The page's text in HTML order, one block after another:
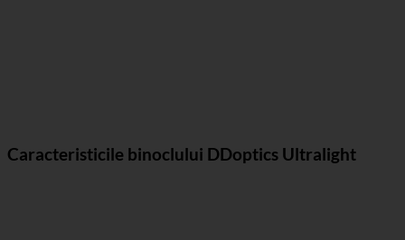
Caracteristicile binoclului DDoptics Ultralight